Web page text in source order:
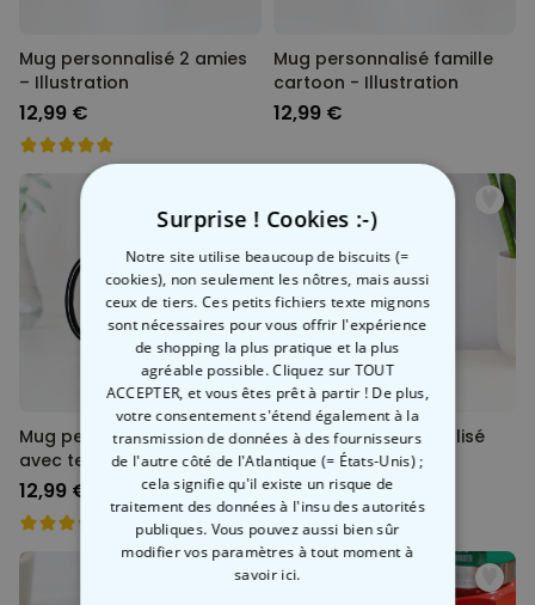
Mug personnalisé 2 amies
– Illustration
12,99 €
Mug personnalisé famille
cartoon - Illustration
12,99 €
Mug personnalisé Amies
avec texte - Illustration
12,99 €
Verre à vin personnalisé
avec Slogan
16,99 €
Surprise ! Cookies :-)
Notre site utilise beaucoup de biscuits (=
cookies), non seulement les nôtres, mais aussi
ceux de tiers. Ces petits fichiers texte mignons
sont nécessaires pour vous offrir l'expérience
de shopping la plus pratique et la plus
agréable possible. Cliquez sur TOUT
ACCEPTER, et vous êtes prêt à partir ! De plus,
votre consentement s'étend également à la
transmission de données à des fournisseurs
de l'autre côté de l'Atlantique (= États-Unis) ;
cela signifie qu'il existe un risque de
traitement des données à l'insu des autorités
publiques. Vous pouvez aussi bien sûr
modifier vos paramètres à tout momentà
savoir ici.